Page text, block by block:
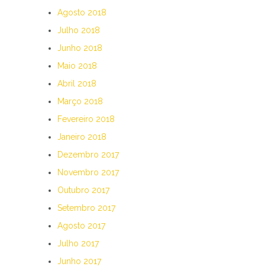
Agosto 2018
Julho 2018
Junho 2018
Maio 2018
Abril 2018
Março 2018
Fevereiro 2018
Janeiro 2018
Dezembro 2017
Novembro 2017
Outubro 2017
Setembro 2017
Agosto 2017
Julho 2017
Junho 2017